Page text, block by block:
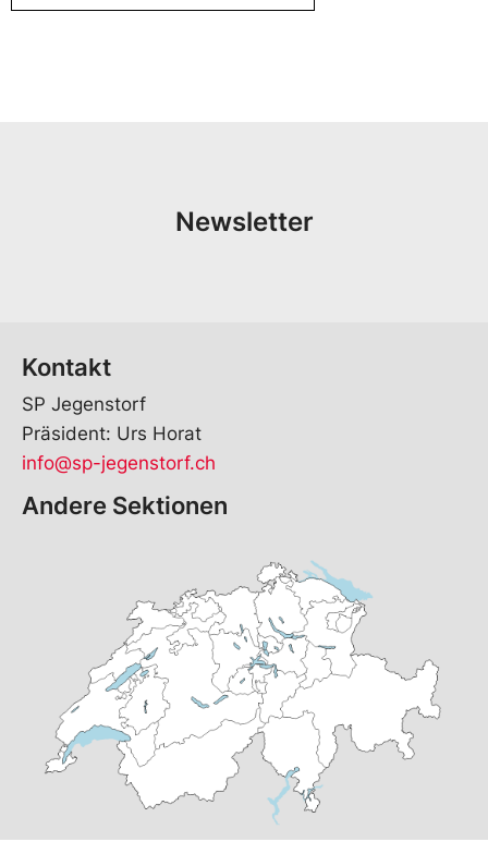
Newsletter
Kontakt
SP Jegenstorf
Präsident: Urs Horat
info@sp-jegenstorf.ch
Andere Sektionen